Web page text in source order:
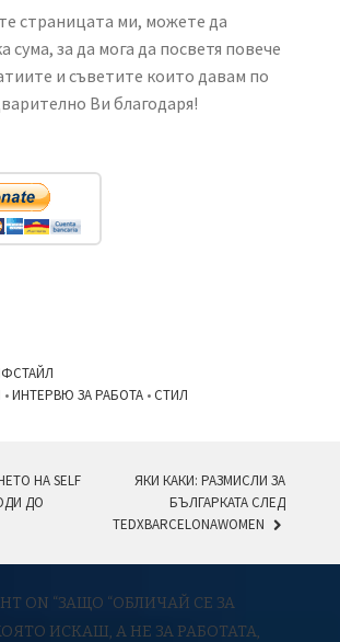
страницата ми, можете да
сума, за да мога да посветя повече
и съветите които давам по
Ви благодаря!
•ИНТЕРВЮ ЗА РАБОТА •СТИЛ
НА SELF
ДО
ЯКИ КАКИ: РАЗМИСЛИ ЗА
БЪЛГАРКАТА СЛЕД
TEDXBARCELONAWOMEN
ON “ЗАЩО “ОБЛИЧАЙ СЕ ЗА
ИСКАШ, А НЕ ЗА РАБОТАТА,